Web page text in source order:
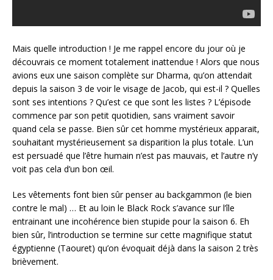
Mais quelle introduction ! Je me rappel encore du jour où je
découvrais ce moment totalement inattendue ! Alors que nous
avions eux une saison complète sur Dharma, qu’on attendait
depuis la saison 3 de voir le visage de Jacob, qui est-il ? Quelles
sont ses intentions ? Qu’est ce que sont les listes ? L’épisode
commence par son petit quotidien, sans vraiment savoir
quand cela se passe. Bien sûr cet homme mystérieux apparait,
souhaitant mystérieusement sa disparition la plus totale. L’un
est persuadé que l’être humain n’est pas mauvais, et l’autre n’y
voit pas cela d’un bon œil.
Les vêtements font bien sûr penser au backgammon (le bien
contre le mal) … Et au loin le Black Rock s’avance sur l’île
entrainant une incohérence bien stupide pour la saison 6. Eh
bien sûr, l’introduction se termine sur cette magnifique statut
égyptienne (Taouret) qu’on évoquait déjà dans la saison 2 très
brièvement.